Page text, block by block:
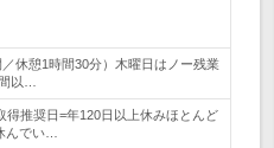
休憩1時間30分）木曜日はノー残業
以…
推奨日=年120日以上休みほとんど
んでい…